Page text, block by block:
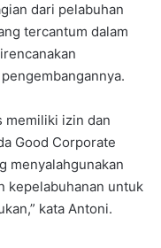
dari pelabuhan
tercantum dalam
memiliki izin dan
Good Corporate
menyalahgunakan
kepelabuhanan untuk
kata Antoni.